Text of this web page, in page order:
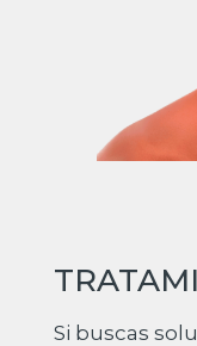
Si buscas